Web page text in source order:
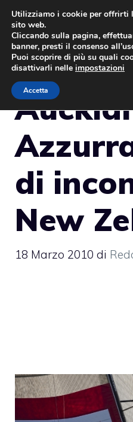
Vai
contenuto
di
New
18 Marzo 2010 di
Utilizziamo i cookie per offrirti
sito web.
Cliccando sulla pagina,
banner, presti il consenso
Puoi scoprire di più su quali
disattivarli nelle impostazioni
Accetta